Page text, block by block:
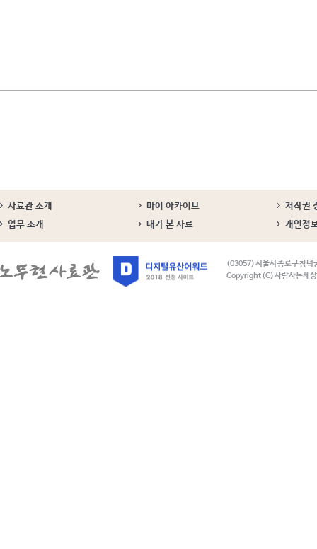
사료관 소개 마이 아카이브
저작권
업무 소개
내가 본 사료 개인정
(03057) 서울시 종로구 창덕
Copyright (C) 사람사는세